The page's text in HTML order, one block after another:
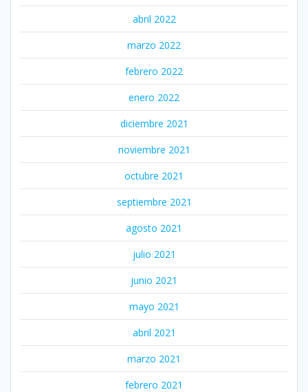
abril 2022
marzo 2022
febrero 2022
enero 2022
diciembre 2021
noviembre 2021
octubre 2021
septiembre 2021
agosto 2021
julio 2021
junio 2021
mayo 2021
abril 2021
marzo 2021
febrero 2021